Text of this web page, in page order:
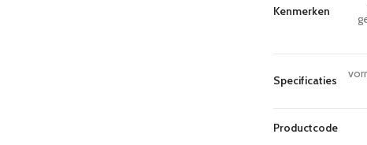
Kenmerken
Specificaties
Productcode